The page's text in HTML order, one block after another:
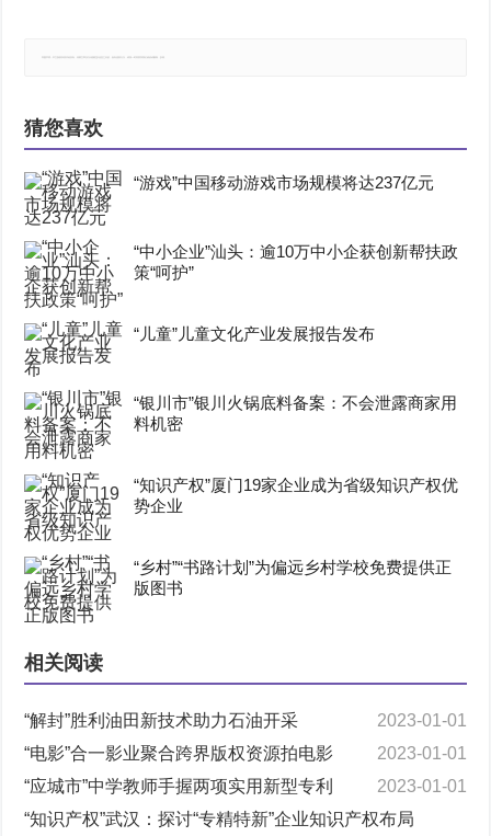
猜您喜欢
“游戏”中国移动游戏市场规模将达237亿元
“中小企业”汕头：逾10万中小企获创新帮扶政
策“呵护”
“儿童”儿童文化产业发展报告发布
“银川市”银川火锅底料备案：不会泄露商家用
料机密
“知识产权”厦门19家企业成为省级知识产权优
势企业
“乡村”“书路计划”为偏远乡村学校免费提供正
版图书
相关阅读
“解封”胜利油田新技术助力石油开采
2023-01-01
“电影”合一影业聚合跨界版权资源拍电影
2023-01-01
“应城市”中学教师手握两项实用新型专利
2023-01-01
“知识产权”武汉：探讨“专精特新”企业知识产权布局